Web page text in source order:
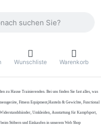
Wunschliste Warenkorb
zu Hause Trainierenden. Bei uns finden Sie fast alles, was
Fitness Equipment,Hanteln & Gewichte, Functional
Umkleiden, Ausstattung für Kampfsport,
Stöbern und Einkaufen in unserem Web Shop